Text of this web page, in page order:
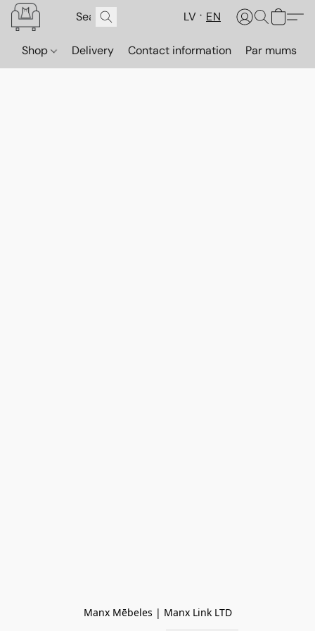
LV EN
Shop Delivery Contact information Par mums
Manx Mēbeles | Manx Link LTD